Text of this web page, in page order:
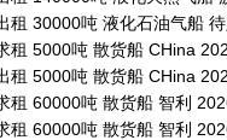
租 5000吨 散货船 CHina
租 5000吨 散货船 CHina
租 60000吨 散货船 智利
租 60000吨 散货船 智利